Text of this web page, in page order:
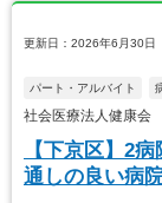
更新日：2026年6月30日
パート・アルバイト
社会医療法人健康会
【下京区】2
通しの良い病